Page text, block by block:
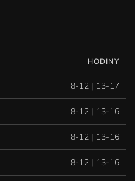
HODINY
8-12 | 13-17
8-12 | 13-16
8-12 | 13-16
8-12 | 13-16